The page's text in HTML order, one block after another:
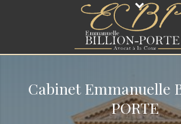
Cabinet Emmanuelle
PORTE